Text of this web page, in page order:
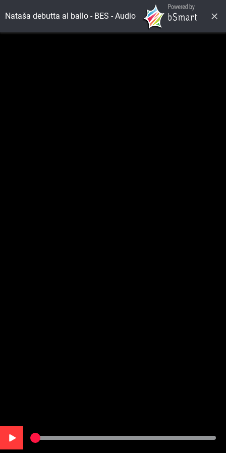
Nataša debutta al ballo - BES - Audio